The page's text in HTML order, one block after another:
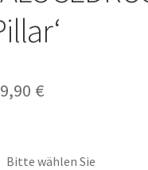
€
Bitte wählen Sie